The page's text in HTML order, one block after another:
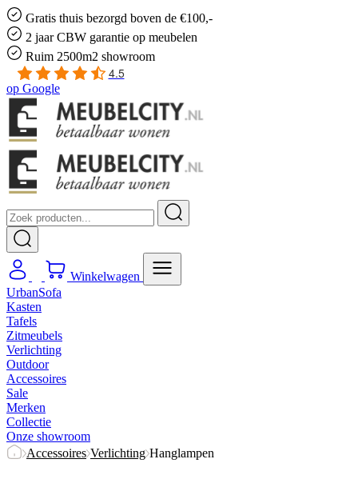
Gratis thuis bezorgd boven de €100,-
2 jaar CBW garantie op meubelen
Ruim 2500m2 showroom
4.5
op Google
Winkelwagen
UrbanSofa
Kasten
Tafels
Zitmeubels
Verlichting
Outdoor
Accessoires
Sale
Merken
Collectie
Onze showroom
Accessoires Verlichting Hanglampen